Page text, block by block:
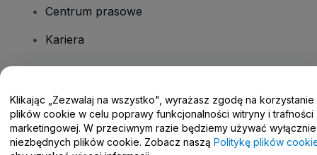
Centrum prasowe
Kariera
Centrum pomocy / Skontaktuj się z nami
Klikając „Zezwalaj na wszystko", wyrażasz zgodę na korzystanie
plików cookie w celu poprawy funkcjonalności witryny i trafności
marketingowej. W przeciwnym razie będziemy używać wyłącznie
niezbędnych plików cookie. Zobacz naszą Politykę plików